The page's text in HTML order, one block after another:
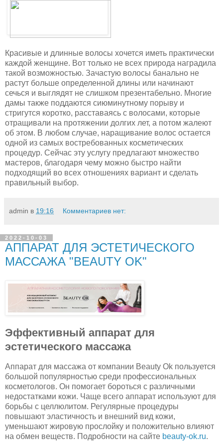
Красивые и длинные волосы хочется иметь практически
каждой женщине. Вот только не всех природа наградила
такой возможностью. Зачастую волосы банально не
растут больше определенной длины или начинают
сечься и выглядят не слишком презентабельно. Многие
дамы также поддаются сиюминутному порыву и
стригутся коротко, расставаясь с волосами, которые
отращивали на протяжении долгих лет, а потом жалеют
об этом. В любом случае, наращивание волос остается
одной из самых востребованных косметических
процедур. Сейчас эту услугу предлагают множество
мастеров, благодаря чему можно быстро найти
подходящий во всех отношениях вариант и сделать
правильный выбор.
admin в 19:16 Комментариев нет:
2022-10-03
АППАРАТ ДЛЯ ЭСТЕТИЧЕСКОГО
МАССАЖА "BEAUTY OK"
Эффективный аппарат для
эстетического массажа
Аппарат для массажа от компании Beauty Ok пользуется
большой популярностью среди профессиональных
косметологов. Он помогает бороться с различными
недостатками кожи. Чаще всего аппарат используют для
борьбы с целлюлитом. Регулярные процедуры
повышают эластичность и внешний вид кожи,
уменьшают жировую прослойку и положительно влияют
на обмен веществ. Подробности на сайте beauty-ok.ru.